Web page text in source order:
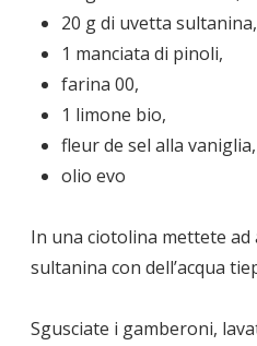
20 g di uvetta sultanina,
1 manciata di pinoli,
farina 00,
1 limone bio,
fleur de sel alla vaniglia,
olio evo
In una ciotolina mettete ad
sultanina con dell’acqua
Sgusciate i gamberoni,